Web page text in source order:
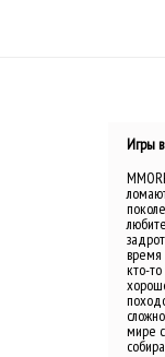
Игры
время
кто-
мире